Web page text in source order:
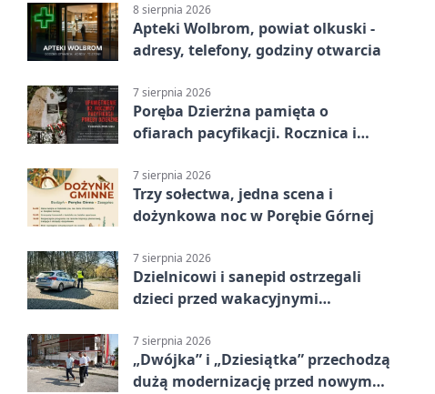
8 sierpnia 2026
Apteki Wolbrom, powiat olkuski -
adresy, telefony, godziny otwarcia
7 sierpnia 2026
Poręba Dzierżna pamięta o
ofiarach pacyfikacji. Rocznica i
7 sierpnia 2026
Trzy sołectwa, jedna scena i
dożynkowa noc w Porębie Górnej
7 sierpnia 2026
Dzielnicowi i sanepid ostrzegali
dzieci przed wakacyjnymi
7 sierpnia 2026
„Dwójka” i „Dziesiątka” przechodzą
dużą modernizację przed nowym